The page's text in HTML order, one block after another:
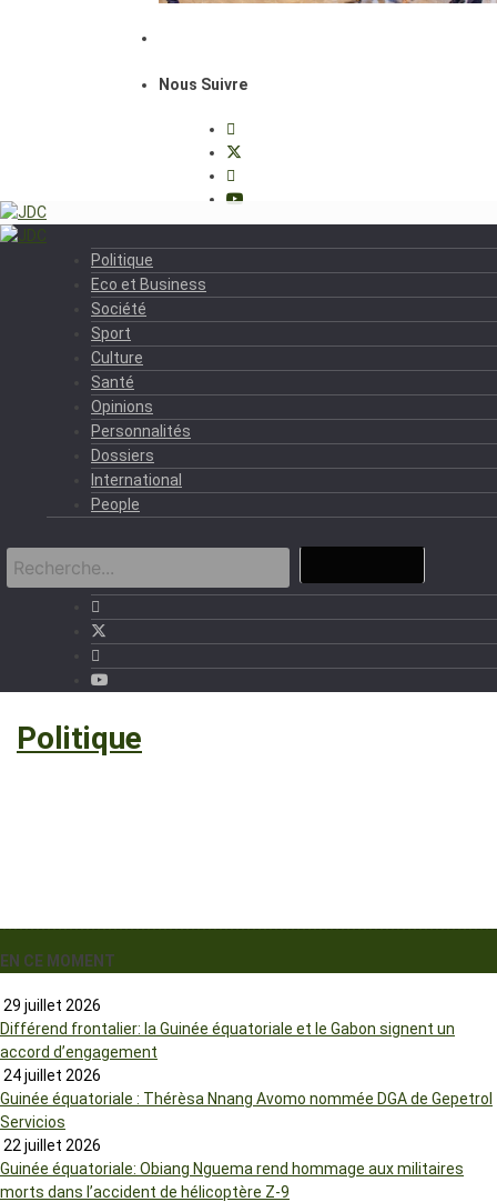
Nous Suivre
Politique
Eco et Business
Société
Sport
Culture
Santé
Opinions
Personnalités
Dossiers
International
People
Politique
EN CE MOMENT
29 juillet 2026
Différend frontalier: la Guinée équatoriale et le Gabon signent un
accord d’engagement
24 juillet 2026
Guinée équatoriale : Thérèsa Nnang Avomo nommée DGA de Gepetrol
Servicios
22 juillet 2026
Guinée équatoriale: Obiang Nguema rend hommage aux militaires
morts dans l’accident de hélicoptère Z-9